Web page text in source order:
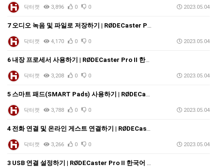
닥터캣 3,896 0 0 2023.05.04
7 오디오 녹음 및 파일로 저장하기 | RØDECaster Pro II 한국어 사용자 가이드
닥터캣 4,170 0 0 2023.05.04
6 내장 프로세서 사용하기 | RØDECaster Pro II 한국어 사용자 가이드
닥터캣 3,208 0 0 2023.05.04
5 스마트 패드(SMART Pads) 사용하기 | RØDECaster Pro II 한국어 사용자 가이드
닥터캣 3,788 0 0 2023.05.04
4 전화 연결 및 온라인 게스트 연결하기 | RØDECaster Pro II 한국어 사용자 가이드
닥터캣 3,266 0 0 2023.05.04
3 USB 연결 설정하기 | RØDECaster Pro II 한국어 사용자 가이드